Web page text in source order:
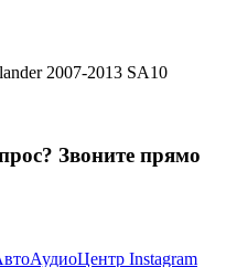
2007-2013 SA10
Звоните прямо